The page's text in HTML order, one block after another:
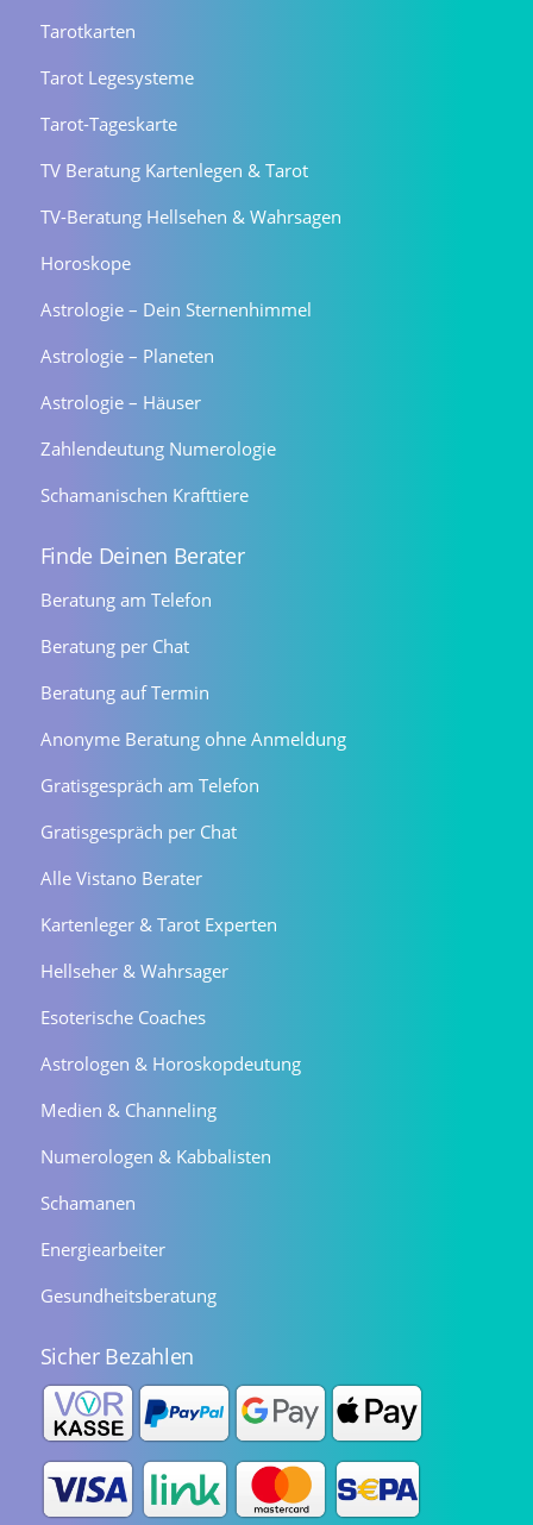
Tarotkarten
Tarot Legesysteme
Tarot-Tageskarte
TV Beratung Kartenlegen & Tarot
TV-Beratung Hellsehen & Wahrsagen
Horoskope
Astrologie – Dein Sternenhimmel
Astrologie – Planeten
Astrologie – Häuser
Zahlendeutung Numerologie
Schamanischen Krafttiere
Finde Deinen Berater
Beratung am Telefon
Beratung per Chat
Beratung auf Termin
Anonyme Beratung ohne Anmeldung
Gratisgespräch am Telefon
Gratisgespräch per Chat
Alle Vistano Berater
Kartenleger & Tarot Experten
Hellseher & Wahrsager
Esoterische Coaches
Astrologen & Horoskopdeutung
Medien & Channeling
Numerologen & Kabbalisten
Schamanen
Energiearbeiter
Gesundheitsberatung
Sicher Bezahlen